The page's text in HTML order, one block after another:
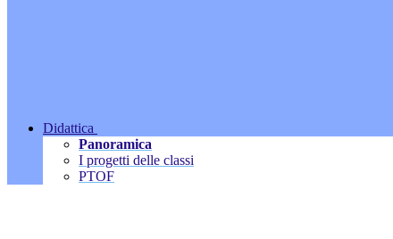
Didattica
Panoramica
I progetti delle classi
PTOF